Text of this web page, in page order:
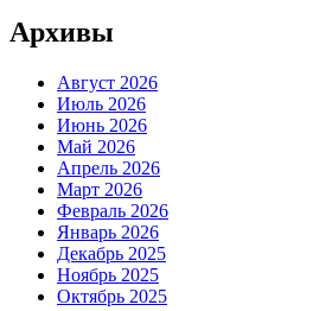
Архивы
Август 2026
Июль 2026
Июнь 2026
Май 2026
Апрель 2026
Март 2026
Февраль 2026
Январь 2026
Декабрь 2025
Ноябрь 2025
Октябрь 2025